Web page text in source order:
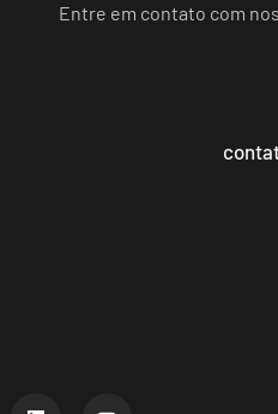
Entre em contato com